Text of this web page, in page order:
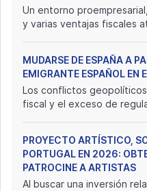
Un entorno
y varias ventajas fiscales
MUDARSE DE ESPAÑA A
EMIGRANTE ESPAÑOL EN
Los conflictos
fiscal y el exceso de
PROYECTO ARTÍSTICO,
PORTUGAL EN 2026:
PATROCINE A ARTISTAS
Al buscar una inversión